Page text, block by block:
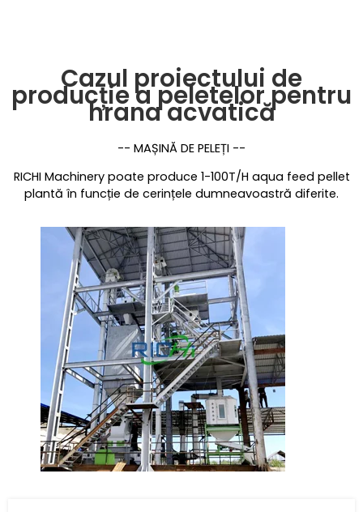
Cazul proiectului de
producție a peletelor pentru
hrana acvatică
-- MAȘINĂ DE PELEȚI --
RICHI Machinery poate produce 1-100T/H aqua feed pellet
plantă în funcție de cerințele dumneavoastră diferite.